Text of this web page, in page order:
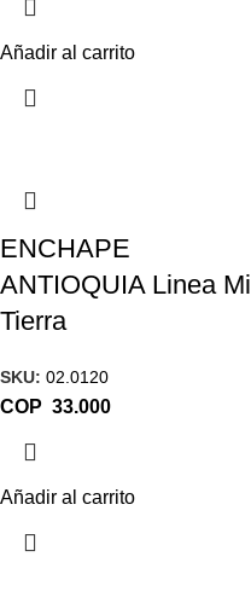
Añadir al carrito
ENCHAPE
ANTIOQUIA Linea Mi
Tierra
SKU: 02.0120
COP
Añadir al carrito